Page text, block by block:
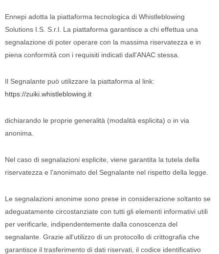
Ennepi adotta la piattaforma tecnologica di Whistleblowing
Solutions I.S. S.r.l La piattaforma garantisce a chi effettua una
segnalazione di poter operare con la massima riservatezza e in
piena conformità con i requisiti indicati dall'ANAC stessa.
Il Segnalante può utilizzare la piattaforma al link:
https://zuiki.whistleblowing.it
dichiarando le proprie generalità (modalità esplicita) o in via
anonima.
Nel caso di segnalazioni esplicite, viene garantita la tutela della
riservatezza e l'anonimato del Segnalante nel rispetto della legge.
Le segnalazioni anonime sono prese in considerazione soltanto se
adeguatamente circostanziate con tutti gli elementi informativi utili
per verificarle, indipendentemente dalla conoscenza del
segnalante. Grazie all'utilizzo di un protocollo di crittografia che
garantisce il trasferimento di dati riservati, il codice identificativo
+
Pantaloni In Viscosa